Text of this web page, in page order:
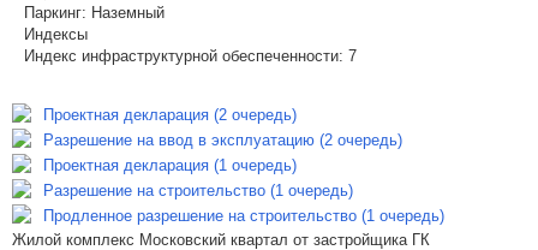
Паркинг: Наземный
Индексы
Индекс инфраструктурной обеспеченности: 7
Проектная декларация (2 очередь)
Разрешение на ввод в эксплуатацию (2 очередь)
Проектная декларация (1 очередь)
Разрешение на строительство (1 очередь)
Продленное разрешение на строительство (1 очередь)
Жилой комплекс Московский квартал от застройщика ГК